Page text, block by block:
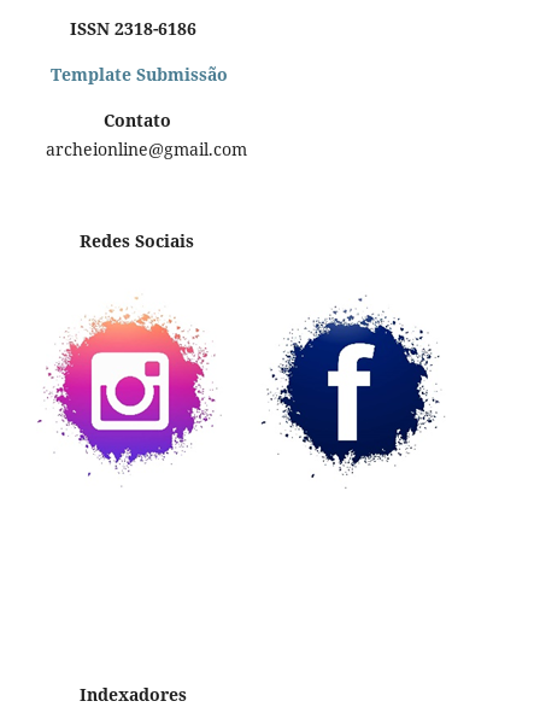
ISSN 2318-6186
Template Submissão
Contato
archeionline@gmail.com
Redes Sociais
Indexadores